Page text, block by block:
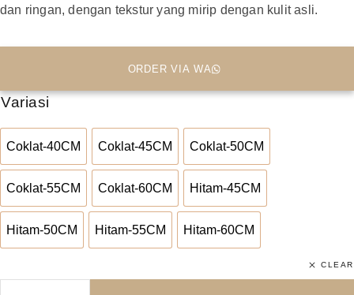
dan ringan, dengan tekstur yang mirip dengan kulit asli.
ORDER VIA WA
Variasi
Coklat-40CM
Coklat-40CM
Coklat-45CM
Coklat-45CM
Coklat-50CM
Coklat-50CM
Coklat-55CM
Coklat-55CM
Coklat-60CM
Coklat-60CM
Hitam-45CM
Hitam-45CM
Hitam-50CM
Hitam-50CM
Hitam-55CM
Hitam-55CM
Hitam-60CM
Hitam-60CM
CLEAR